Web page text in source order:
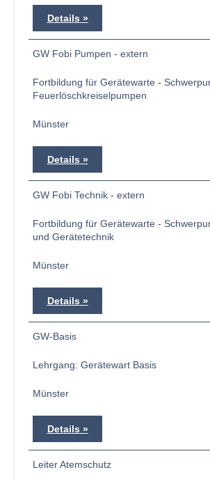
Details
GW Fobi Pumpen - extern
Fortbildung für Gerätewarte -
Feuerlöschkreiselpumpen
Münster
Details
GW Fobi Technik - extern
Fortbildung für Gerätewarte -
und Gerätetechnik
Münster
Details
GW-Basis
Lehrgang: Gerätewart Basis
Münster
Details
Leiter Atemschutz